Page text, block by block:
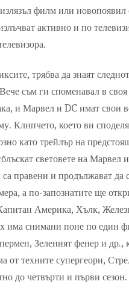
филм или новопоявил
активно и по
трябва да знаят
съм ги споменавал в
и Марвел и DC имат свои
Клипчето, което ви
като трейлър на
световете на
правени и продължават да
а по-запознатите ще
Америка, Хълк,
има снимани поне по един
Зеленият фенер и др.,
от техните супергеори,
до четвърти и първи сезон.